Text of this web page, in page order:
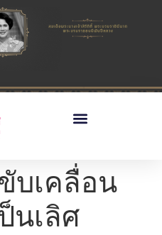
บเคลื่อน
นเลิศ